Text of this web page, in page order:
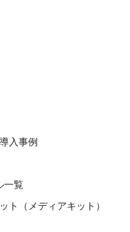
入事例
一覧
ト（メディアキット）